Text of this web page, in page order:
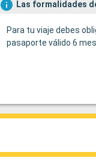
Las formalidades
Para tu viaje debes
pasaporte válido 6